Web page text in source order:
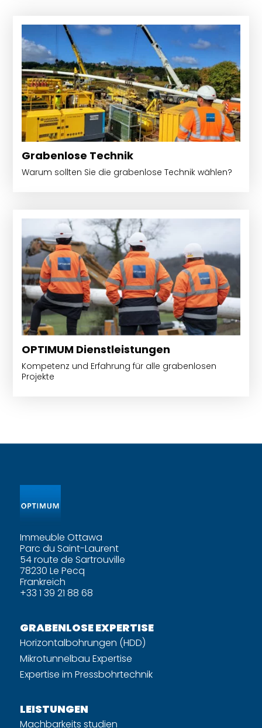
Grabenlose Technik
Warum sollten Sie die grabenlose Technik wählen?
OPTIMUM Dienstleistungen
Kompetenz und Erfahrung für alle grabenlosen
Projekte
Immeuble Ottawa
Parc du Saint-Laurent
54 route de Sartrouville
78230 Le Pecq
Frankreich
+33 1 39 21 88 68
GRABENLOSE EXPERTISE
Horizontalbohrungen (HDD)
Mikrotunnelbau Expertise
Expertise im Pressbohrtechnik
LEISTUNGEN
Machbarkeits studien